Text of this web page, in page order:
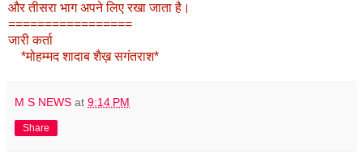
और तीसरा भाग अपने लिए रखा जाता है।
=================
जारी कर्ता
*मोहम्मद शादाब शैख़ सगंतराश*
M S NEWS at 9:14 PM
Share